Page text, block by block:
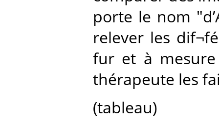
porte le nom
relever les
fur et à mesure
thérapeute les
(tableau)